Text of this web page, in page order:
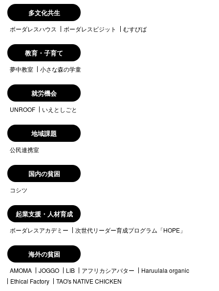
多文化共生
ボーダレスハウス ボーダレスビジット むすびば
教育・子育て
夢中教室 小さな森の学童
就労機会
UNROOF いえとしごと
地域課題
公民連携室
国内の貧困
コシツ
起業支援・人材育成
ボーダレスアカデミー 次世代リーダー育成プログラム「HOPE」
海外の貧困
AMOMA JOGGO LIB アフリカシアバター
Haruulala organic
Ethical Factory
TAO's NATIVE CHICKEN